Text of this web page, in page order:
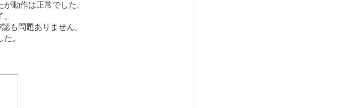
動作は正常でした。
も問題ありません。
。